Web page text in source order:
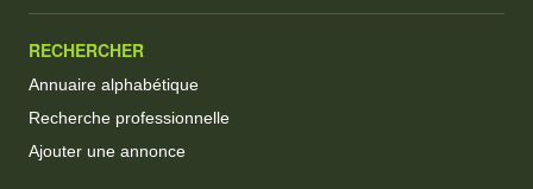
RECHERCHER
Annuaire alphabétique
Recherche professionnelle
Ajouter une annonce